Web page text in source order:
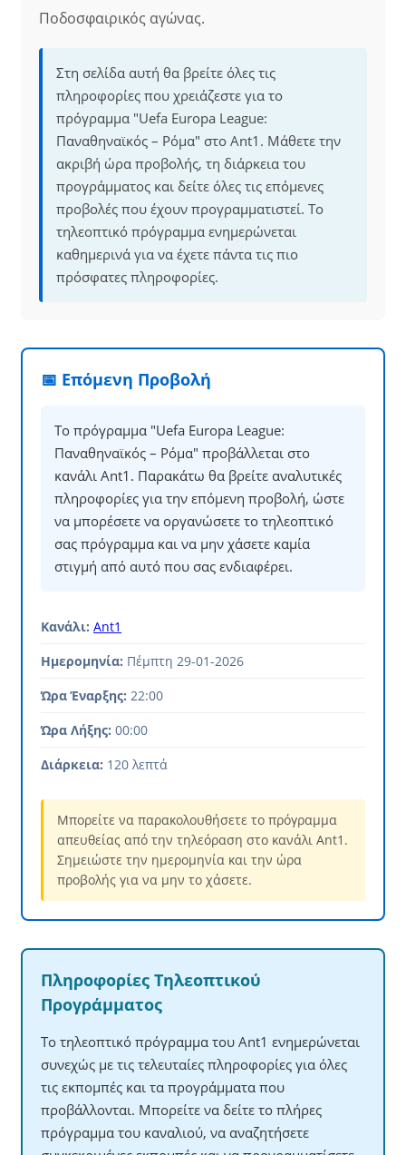
Ποδοσφαιρικός αγώνας.
Στη σελίδα αυτή θα βρείτε όλες τις
πληροφορίες που χρειάζεστε για το
πρόγραμμα "Uefa Europa League:
Παναθηναϊκός – Ρόμα" στο Ant1. Μάθετε την
ακριβή ώρα προβολής, τη διάρκεια του
προγράμματος και δείτε όλες τις επόμενες
προβολές που έχουν προγραμματιστεί. Το
τηλεοπτικό πρόγραμμα ενημερώνεται
καθημερινά για να έχετε πάντα τις πιο
πρόσφατες πληροφορίες.
📅 Επόμενη Προβολή
Το πρόγραμμα "Uefa Europa League:
Παναθηναϊκός – Ρόμα" προβάλλεται στο
κανάλι Ant1. Παρακάτω θα βρείτε αναλυτικές
πληροφορίες για την επόμενη προβολή, ώστε
να μπορέσετε να οργανώσετε το τηλεοπτικό
σας πρόγραμμα και να μην χάσετε καμία
στιγμή από αυτό που σας ενδιαφέρει.
Κανάλι: Ant1
Ημερομηνία: Πέμπτη 29-01-2026
Ώρα Έναρξης: 22:00
Ώρα Λήξης: 00:00
Διάρκεια: 120 λεπτά
Μπορείτε να παρακολουθήσετε το πρόγραμμα
απευθείας από την τηλεόραση στο κανάλι Ant1.
Σημειώστε την ημερομηνία και την ώρα
προβολής για να μην το χάσετε.
Πληροφορίες Τηλεοπτικού
Προγράμματος
Το τηλεοπτικό πρόγραμμα του Ant1 ενημερώνεται
συνεχώς με τις τελευταίες πληροφορίες για όλες
τις εκπομπές και τα προγράμματα που
προβάλλονται. Μπορείτε να δείτε το πλήρες
πρόγραμμα του καναλιού, να αναζητήσετε